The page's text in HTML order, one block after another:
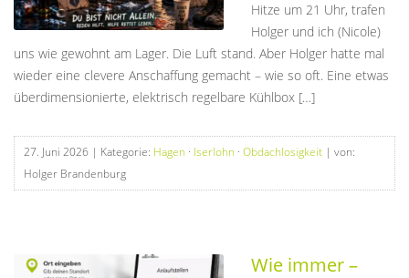
Hitze um 21 Uhr, trafen
Holger und ich (Nicole)
uns wie gewohnt am Lager. Die Luft stand. Aber Holger hatte mal
wieder eine clevere Anschaffung gemacht – wie so oft. Eine etwas
überdimensionierte, elektrisch regelbare Kühlbox […]
27. Juni 2026 | Kategorie: Hagen · Iserlohn · Obdachlosigkeit | von:
Holger Brandenburg
Wie immer –